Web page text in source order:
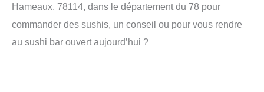
Hameaux, 78114, dans le département du 78 pour
commander des sushis, un conseil ou pour vous rendre
au sushi bar ouvert aujourd’hui ?